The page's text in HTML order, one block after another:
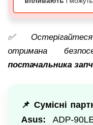
✅
отримана
постачальника
📌 Сумісні
Asus: ADP-